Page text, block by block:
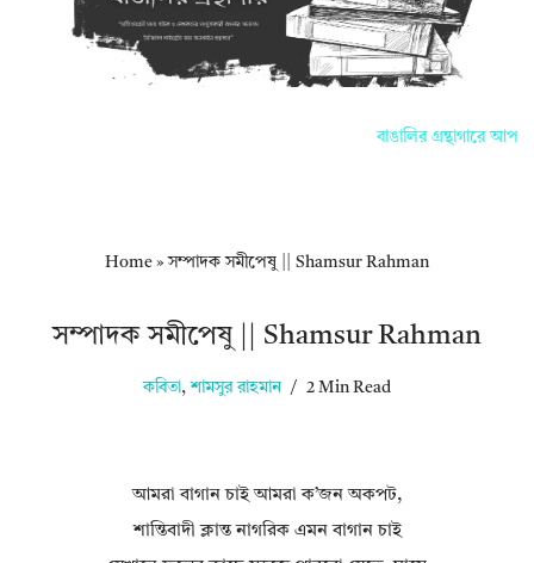
বাঙালির গ্রন্থাগারে
Home »সম্পাদক সমীপেষু || Shamsur Rahman
সম্পাদক সমীপেষু || Shamsur Rahman
কবিতা, শামসুর রাহমান 2 Min Read
আমরা বাগান চাই আমরা ক’জন অকপট,
শান্তিবাদী ক্লান্ত নাগরিক এমন বাগান চাই